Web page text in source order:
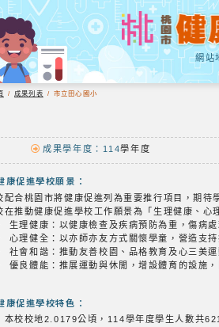
網站
/ 成果列表 / 市立田心國小
成果學年度：114學年度
康促進學校願景：
配合桃園市將健康促進列為重要推行項目，期
在推動健康促進學校工作願景為「生理健康、
生理健康：以健康檢查及疾病預防為重，傷病
心理健全：以亦師亦友方式關懷學童，營造支
社會和諧：推動友善校園、品格教育及心三美
優良體能：推展運動與休閒，增設體育的設施
康促進學校特色：
校地2.0179公頃，114學年度學生人數共621